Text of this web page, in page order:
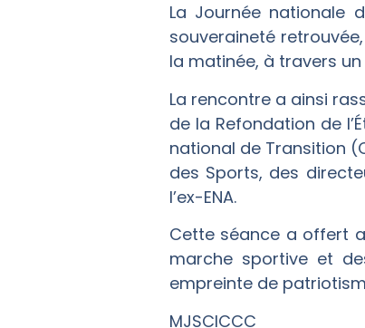
La Journée nationale
souveraineté
la matinée, à travers
La rencontre a ainsi
de la Refondation de
national de Transition
des Sports, des
l’ex-ENA.
Cette séance a offert
marche sportive et
empreinte de
MJSCICCC